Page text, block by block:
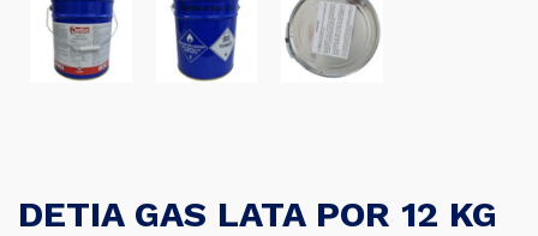
DETIA GAS LATA POR 12 KG